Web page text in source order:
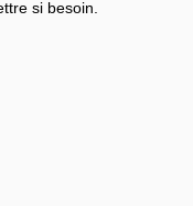
si besoin.